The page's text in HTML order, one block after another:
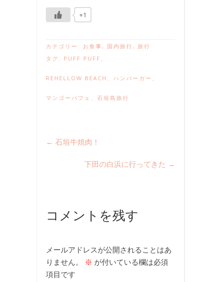
+1
カテゴリー: お食事, 国内旅行, 旅行
タグ: PUFF PUFF 、
REHELLOW BEACH 、 ハンバーガー 、
マンゴーパフェ 、 石垣島旅行
← 石垣牛焼肉！
下田の白浜に行ってきた →
コメントを残す
メールアドレスが公開されることはあ
りません。
※ が付いている欄は必須
項目です